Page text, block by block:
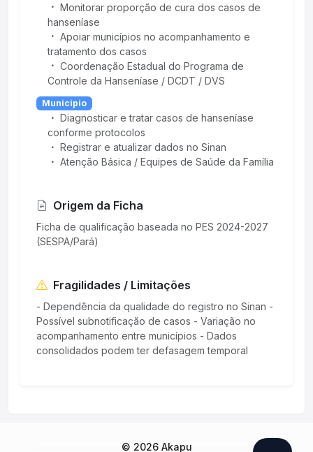
Monitorar proporção de cura dos casos de
hanseníase
Apoiar municípios no acompanhamento e
tratamento dos casos
Coordenação Estadual do Programa de
Controle da Hanseníase / DCDT / DVS
Municipio
Diagnosticar e tratar casos de hanseníase
conforme protocolos
Registrar e atualizar dados no Sinan
Atenção Básica / Equipes de Saúde da Família
Origem da Ficha
Ficha de qualificação baseada no PES 2024-2027
(SESPA/Pará)
Fragilidades / Limitações
- Dependência da qualidade do registro no Sinan -
Possível subnotificação de casos - Variação no
acompanhamento entre municípios - Dados
consolidados podem ter defasagem temporal
© 2026 Akapu